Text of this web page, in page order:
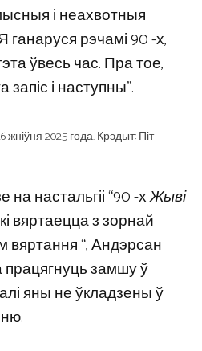
і неахвотныя
ганаруся рэчамі 90 -х,
ўвесь час. Пра тое,
і наступны”.
2025 года. Крэдыт: Піт
на настальгіі “90 -хЖыві
вяртаецца з зорнай
вяртання “, Андэрсан
працягнуць замшу ў
яны не ўкладзены ў